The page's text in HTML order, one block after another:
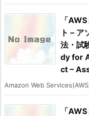
「
ト –
法・試
dy for
ct –
Amazon Web
「